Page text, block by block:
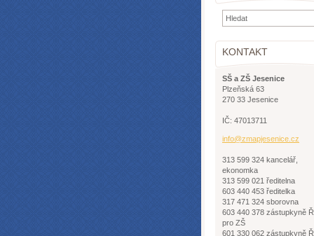
KONTAKT
SŠ a ZŠ Jesenice
Plzeňská 63
270 33 Jesenice
IČ: 47013711
info@zmapjesenice.cz
313 599 324 kancelář,
ekonomka
313 599 021 ředitelna
603 440 453 ředitelka
317 471 324 sborovna
603 440 378 zástupkyně
pro ZŠ
601 330 062 zástupkyně